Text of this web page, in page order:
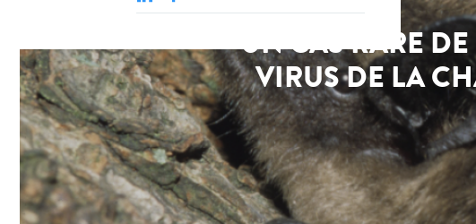
UN CAS RARE
VIRUS DE LA